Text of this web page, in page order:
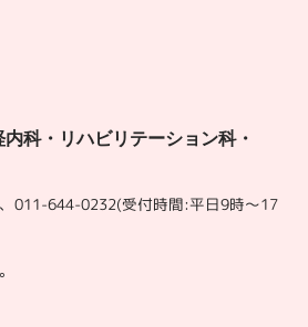
科・リハビリテーション科・
011-644-0232(受付時間:平日9時～17